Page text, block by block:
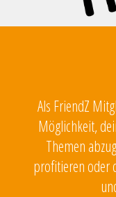
Als FriendZ
Möglichkeit,
Themen
profitieren oder